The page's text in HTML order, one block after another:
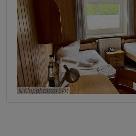
Klappholttal Sylt